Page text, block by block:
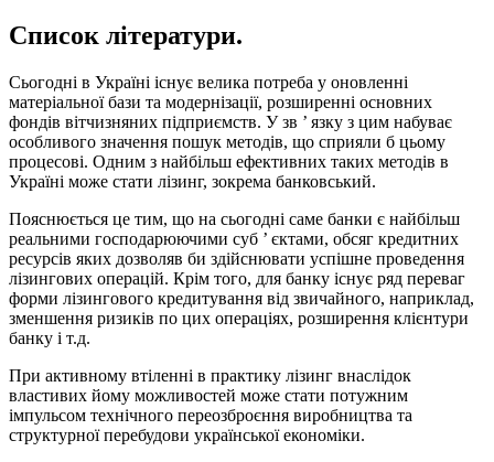
Список літератури.
Сьогодні в Україні існує велика потреба у оновленні
матеріальної бази та модернізації, розширенні основних
фондів вітчизняних підприємств. У зв ’ язку з цим набуває
особливого значення пошук методів, що сприяли б цьому
процесові. Одним з найбільш ефективних таких методів в
Україні може стати лізинг, зокрема банковський.
Пояснюється це тим, що на сьогодні саме банки є найбільш
реальними господарюючими суб ’ єктами, обсяг кредитних
ресурсів яких дозволяв би здійснювати успішне проведення
лізингових операцій. Крім того, для банку існує ряд переваг
форми лізингового кредитування від звичайного, наприклад,
зменшення ризиків по цих операціях, розширення клієнтури
банку і т.д.
При активному втіленні в практику лізинг внаслідок
властивих йому можливостей може стати потужним
імпульсом технічного переозброєння виробництва та
структурної перебудови української економіки.